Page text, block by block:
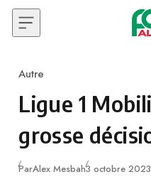
Skip to content
Category
Autre
Ligue 1
grosse
ParAlex MesbahPublié
3 octobre 2023